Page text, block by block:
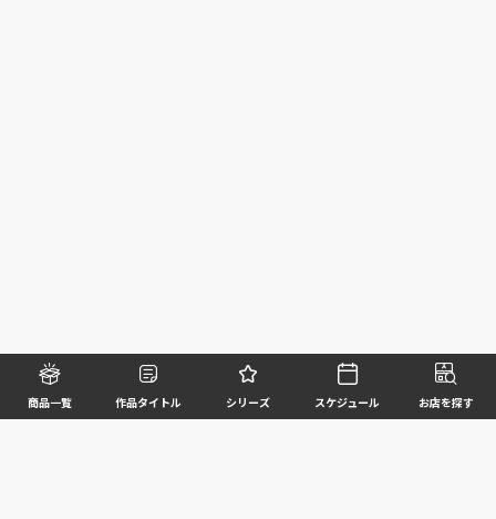
商品一覧 作品タイトル シリーズ スケジュール お店を探す